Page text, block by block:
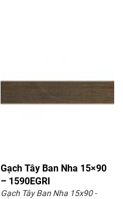
Gạch Tây Ban Nha 15×90
– 1590EGRI
Gạch Tây Ban Nha 15x90 -